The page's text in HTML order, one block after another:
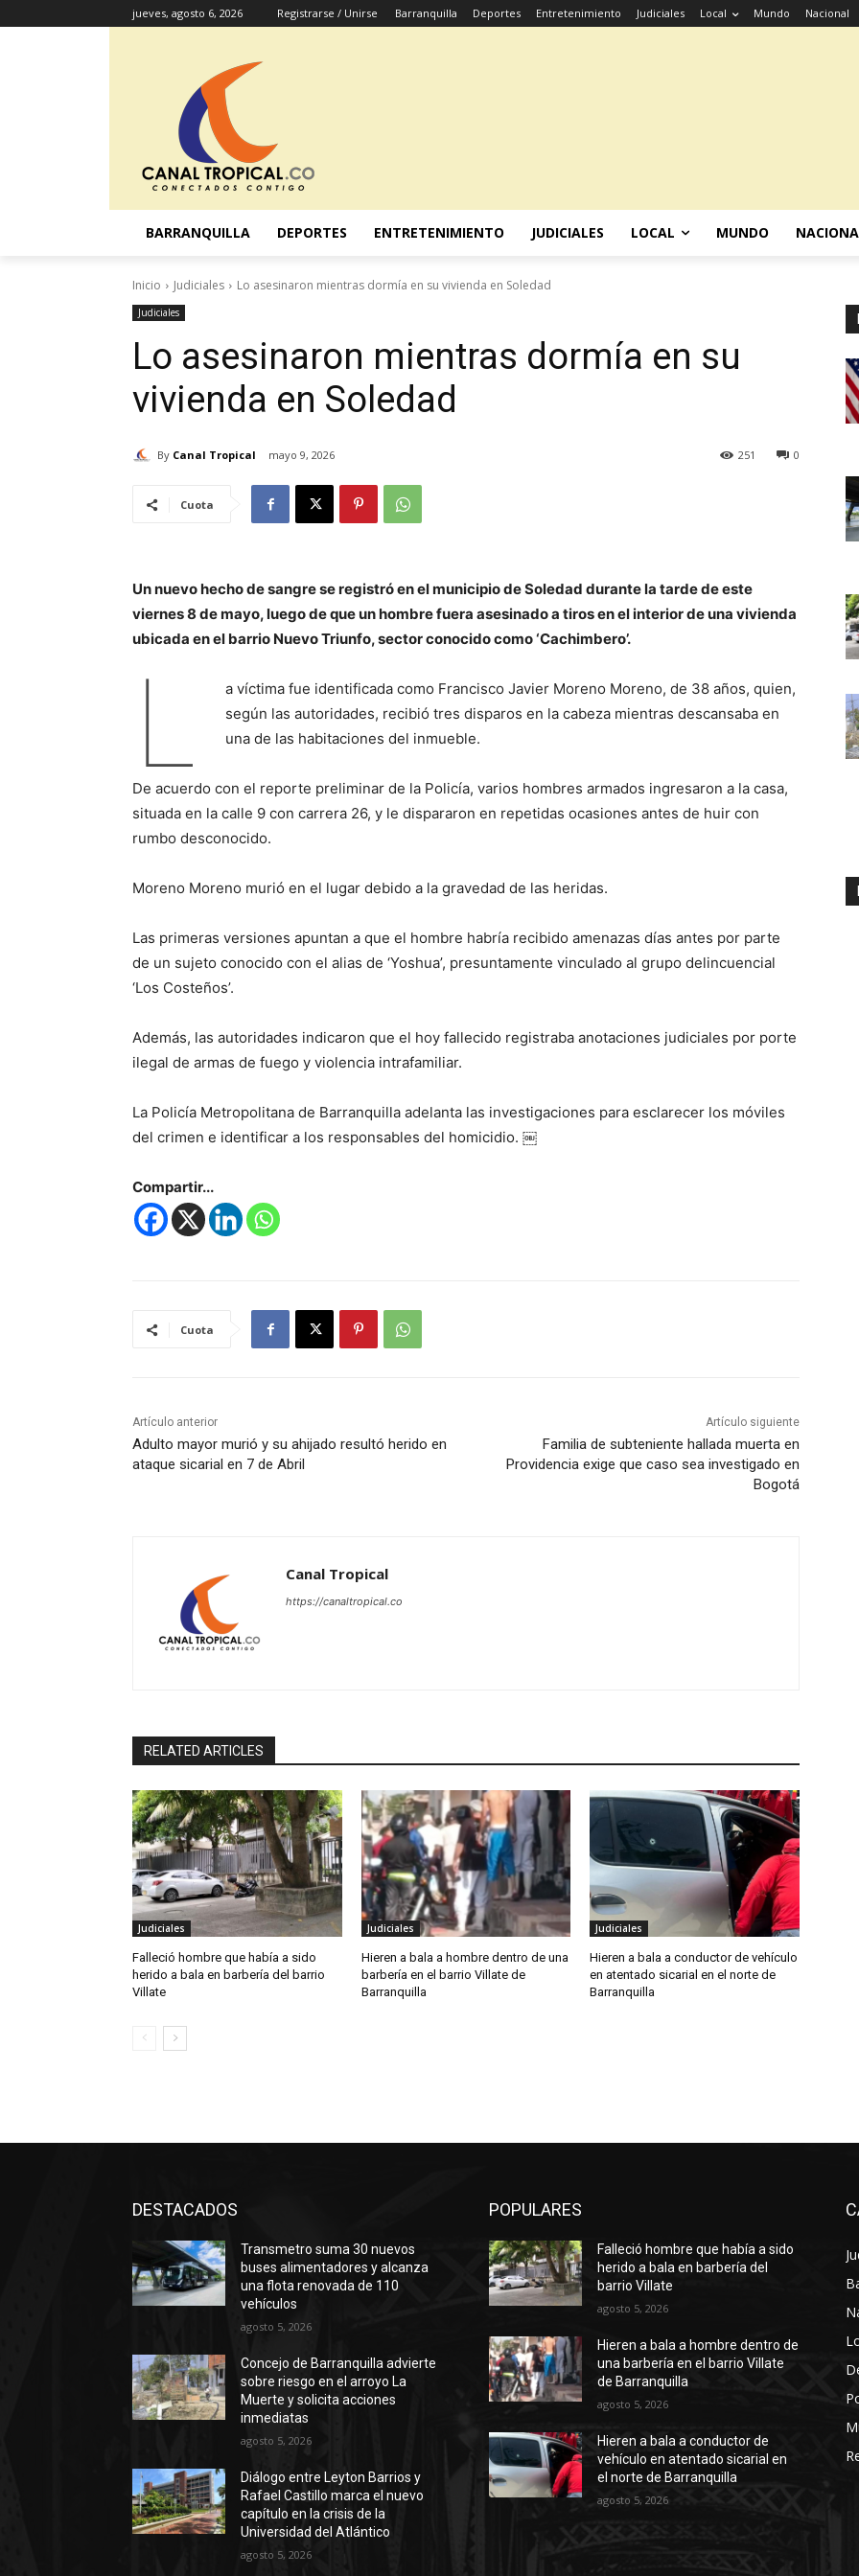
jueves, agosto 6, 2026 Registrarse / Unirse Barranquilla Deportes Entretenimiento Judiciales Local Mundo Nacional
BARRANQUILLA DEPORTES ENTRETENIMIENTO JUDICIALES LOCAL MUNDO
Inicio Judiciales Lo asesinaron mientras dormía en su vivienda en Soledad
Judiciales
Lo asesinaron mientras dormía en su
vivienda en Soledad
By Canal Tropical mayo 9, 2026 0
251
Cuota
Un nuevo hecho de sangre se registró en el municipio de Soledad durante la tarde de este
viernes 8 de mayo, luego de que un hombre fuera asesinado a tiros en el interior de una vivienda
ubicada en el barrio Nuevo Triunfo, sector conocido como ‘Cachimbero’.
L
a víctima fue identificada como Francisco Javier Moreno Moreno, de 38 años, quien,
según las autoridades, recibió tres disparos en la cabeza mientras descansaba en
una de las habitaciones del inmueble.
De acuerdo con el reporte preliminar de la Policía, varios hombres armados ingresaron a la casa,
situada en la calle 9 con carrera 26, y le dispararon en repetidas ocasiones antes de huir con
rumbo desconocido.
Moreno Moreno murió en el lugar debido a la gravedad de las heridas.
Las primeras versiones apuntan a que el hombre habría recibido amenazas días antes por parte
de un sujeto conocido con el alias de ‘Yoshua’, presuntamente vinculado al grupo delincuencial
‘Los Costeños’.
Además, las autoridades indicaron que el hoy fallecido registraba anotaciones judiciales por porte
ilegal de armas de fuego y violencia intrafamiliar.
La Policía Metropolitana de Barranquilla adelanta las investigaciones para esclarecer los móviles
del crimen e identificar a los responsables del homicidio. ￼
Compartir...
Cuota
Artículo anterior
Adulto mayor murió y su ahijado resultó herido en
ataque sicarial en 7 de Abril
Artículo siguiente
Familia de subteniente hallada muerta en
Providencia exige que caso sea investigado en
Bogotá
Canal Tropical
https://canaltropical.co
RELATED ARTICLES
Judiciales
Falleció hombre que había a sido
herido a bala en barbería del barrio
Villate
Judiciales
Hieren a bala a hombre dentro de una
barbería en el barrio Villate de
Barranquilla
Judiciales
Hieren a bala a conductor de vehículo
en atentado sicarial en el norte de
Barranquilla
DESTACADOS
Transmetro suma 30 nuevos
buses alimentadores y alcanza
una flota renovada de 110
vehículos
agosto 5, 2026
Concejo de Barranquilla advierte
sobre riesgo en el arroyo La
Muerte y solicita acciones
inmediatas
agosto 5, 2026
Diálogo entre Leyton Barrios y
Rafael Castillo marca el nuevo
capítulo en la crisis de la
Universidad del Atlántico
agosto 5, 2026
POPULARES
Falleció hombre que había a sido
herido a bala en barbería del
barrio Villate
agosto 5, 2026
Hieren a bala a hombre dentro de
una barbería en el barrio Villate
de Barranquilla
agosto 5, 2026
Hieren a bala a conductor de
vehículo en atentado sicarial en
el norte de Barranquilla
agosto 5, 2026